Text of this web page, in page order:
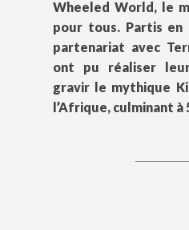
Wheeled World, le
pour tous. Partis
partenariat avec
ont pu réaliser
gravir le mythique
l’Afrique, culminant à